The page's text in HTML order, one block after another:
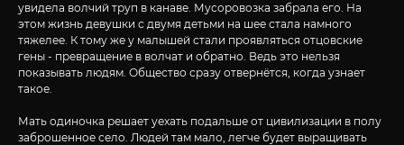
увидела волчий труп в канаве. Мусоровозка забрала его. На
этом жизнь девушки с двумя детьми на шее стала намного
тяжелее. К тому же у малышей стали проявляться отцовские
гены - превращение в волчат и обратно. Ведь это нельзя
показывать людям. Общество сразу отвернётся, когда узнает
такое.
Мать одиночка решает уехать подальше от цивилизации в полу
заброшенное село. Людей там мало, легче будет выращивать